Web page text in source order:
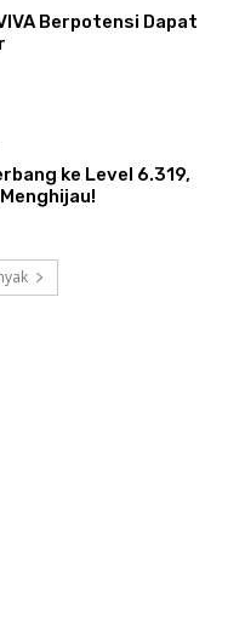
Berpotensi Dapat
ke Level 6.319,